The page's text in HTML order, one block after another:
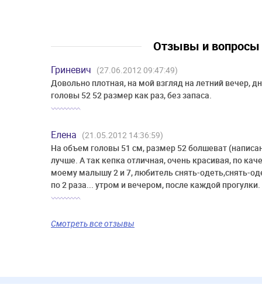
Отзывы и вопросы
Гриневич (27.06.2012 09:47:49)
Довольно плотная, на мой взгляд на летний вечер,
головы 52 52 размер как раз, без запаса.
Елена (21.05.2012 14:36:59)
На объем головы 51 см, размер 52 болшеват
лучше. А так кепка отличная, очень красивая, по
моему малышу 2 и 7, любитель снять-одеть,снять-
по 2 раза... утром и вечером, после каждой прогулки.
Смотреть все отзывы